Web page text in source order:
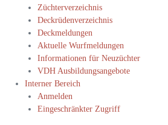
Züchterverzeichnis
Deckrüdenverzeichnis
Deckmeldungen
Aktuelle Wurfmeldungen
Informationen für Neuzüchter
VDH Ausbildungsangebote
Interner Bereich
Anmelden
Eingeschränkter Zugriff